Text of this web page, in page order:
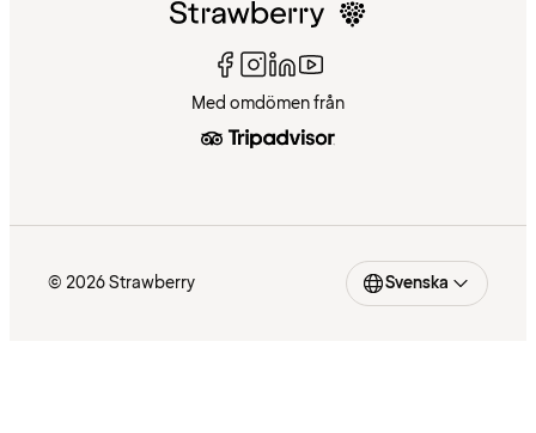
Med omdömen från
© 2026 Strawberry Svenska